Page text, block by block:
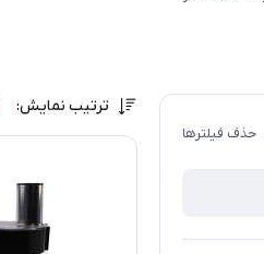
حذف فیلترها
ترتیب نمایش: